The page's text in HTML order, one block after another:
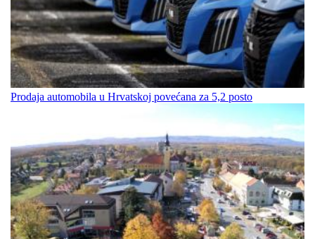
Prodaja automobila u Hrvatskoj povećana za 5,2 posto